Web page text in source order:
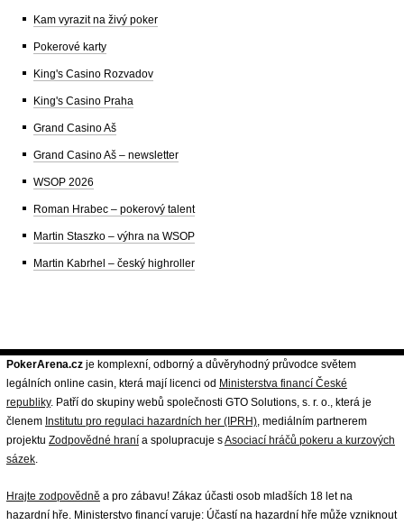
Kam vyrazit na živý poker
Pokerové karty
King's Casino Rozvadov
King's Casino Praha
Grand Casino Aš
Grand Casino Aš – newsletter
WSOP 2026
Roman Hrabec – pokerový talent
Martin Staszko – výhra na WSOP
Martin Kabrhel – český highroller
PokerArena.cz je komplexní, odborný a důvěryhodný průvodce světem
legálních online casin, která mají licenci od Ministerstva financí České
republiky. Patří do skupiny webů společnosti GTO Solutions, s. r. o., která je
členem Institutu pro regulaci hazardních her (IPRH) , mediálním partnerem
projektu Zodpovědné hraní a spolupracuje sAsociací hráčů pokeru a kurzových
sázek
Hrajte zodpovědně a pro zábavu! Zákaz účasti osob mladších 18 let na
hazardní hře. Ministerstvo financí varuje: Účastí na hazardní hře může vzniknout